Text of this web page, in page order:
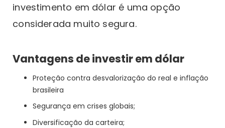
investimento em dólar é uma opção
considerada muito segura.
Vantagens de investir em dólar
Proteção contra desvalorização do real e inflação
brasileira
Segurança em crises globais;
Diversificação da carteira;